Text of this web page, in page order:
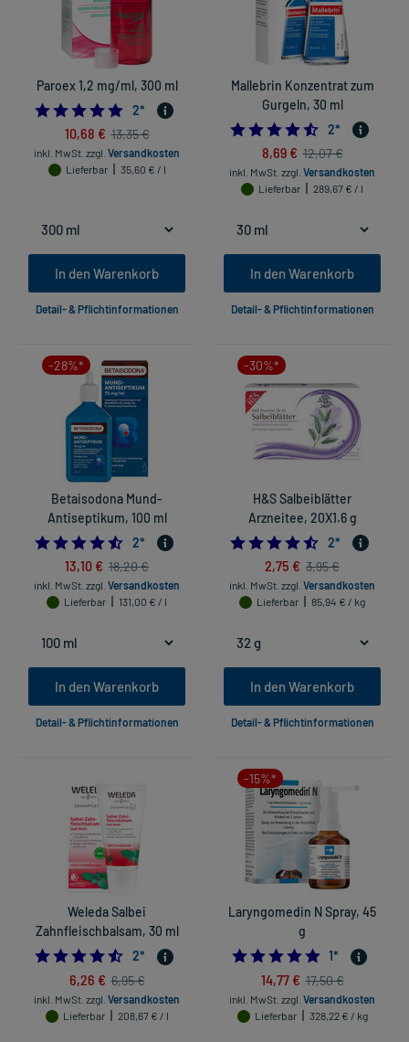
Paroex 1,2 mg/ml, 300 ml
5.0
2*
10,68 € 13,35 €
inkl. MwSt. zzgl. Versandkosten
Lieferbar
35,60 € / l
In den Warenkorb
Detail- & Pflichtinformationen
Mallebrin Konzentrat zum
Gurgeln, 30 ml
4.5
2*
8,69 € 12,07 €
inkl. MwSt. zzgl. Versandkosten
Lieferbar
289,67 € / l
In den Warenkorb
Detail- & Pflichtinformationen
-28%*
Betaisodona Mund-
Antiseptikum, 100 ml
4.5
2*
13,10 € 18,20 €
inkl. MwSt. zzgl. Versandkosten
Lieferbar
131,00 € / l
In den Warenkorb
Detail- & Pflichtinformationen
-30%*
H&S Salbeiblätter
Arzneitee, 20X1.6 g
4.5
2*
2,75 € 3,95 €
inkl. MwSt. zzgl. Versandkosten
Lieferbar
85,94 € / kg
In den Warenkorb
Detail- & Pflichtinformationen
Weleda Salbei
Zahnfleischbalsam, 30 ml
4.5
2*
6,26 € 6,95 €
inkl. MwSt. zzgl. Versandkosten
Lieferbar
208,67 € / l
-15%*
Laryngomedin N Spray, 45
g
5.0
1*
14,77 € 17,50 €
inkl. MwSt. zzgl. Versandkosten
Lieferbar
328,22 € / kg